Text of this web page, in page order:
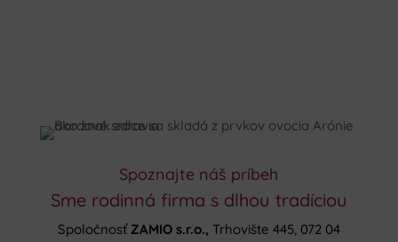
Spoznajte náš príbeh
Sme rodinná firma s dlhou tradíciou
Spoločnosť ZAMIO s.r.o., Trhovište 445, 072 04